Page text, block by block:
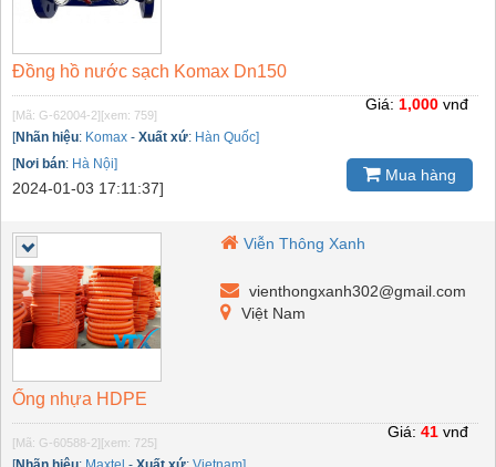
Đồng hồ nước sạch Komax Dn150
[Mã: G-62004-2][xem: 759]
[Nhãn hiệu: Komax - Xuất xứ: Hàn Quốc]
[Nơi bán: Hà Nội]
2024-01-03 17:11:37]
Giá: 1,000 vnđ
Mua hàng
Viễn Thông Xanh
vienthongxanh302@gmail.com
Việt Nam
Ống nhựa HDPE
[Mã: G-60588-2][xem: 725]
Giá: 41 vnđ